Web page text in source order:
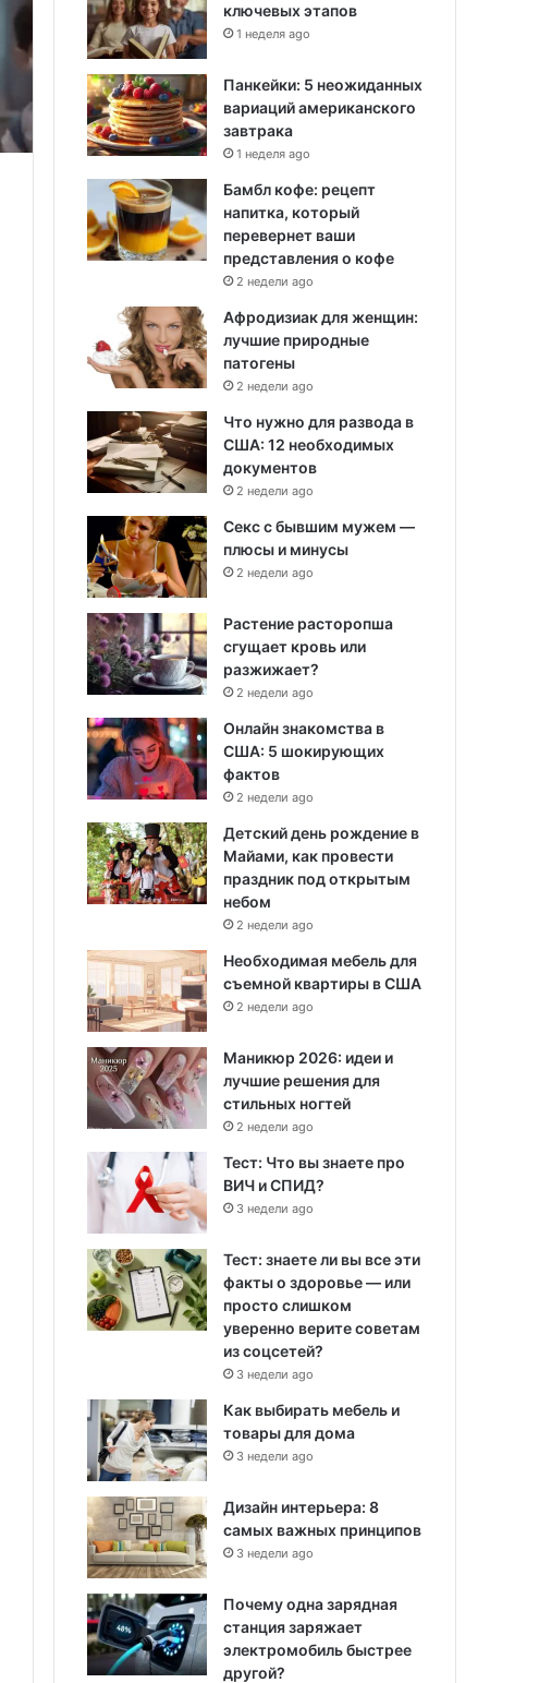
ключевых этапов
1 неделя ago
Панкейки: 5 неожиданных
вариаций американского
завтрака
1 неделя ago
Бамбл кофе: рецепт
напитка, который
перевернет ваши
представления о кофе
2 недели ago
Афродизиак для женщин:
лучшие природные
патогены
2 недели ago
Что нужно для развода в
США: 12 необходимых
документов
2 недели ago
Секс с бывшим мужем —
плюсы и минусы
2 недели ago
Растение расторопша
сгущает кровь или
разжижает?
2 недели ago
Онлайн знакомства в
США: 5 шокирующих
фактов
2 недели ago
Детский день рождение в
Майами, как провести
праздник под открытым
небом
2 недели ago
Необходимая мебель для
съемной квартиры в США
2 недели ago
Маникюр 2026: идеи и
лучшие решения для
стильных ногтей
2 недели ago
Тест: Что вы знаете про
ВИЧ и СПИД?
3 недели ago
Тест: знаете ли вы все эти
факты о здоровье — или
просто слишком
уверенно верите советам
из соцсетей?
3 недели ago
Как выбирать мебель и
товары для дома
3 недели ago
Дизайн интерьера: 8
самых важных принципов
3 недели ago
Почему одна зарядная
станция заряжает
электромобиль быстрее
другой?